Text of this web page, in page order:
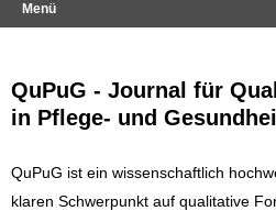
Menü
QuPuG - Journal für
in Pflege- und
QuPuG ist ein wissenschaftlich
klaren Schwerpunkt auf qualitative